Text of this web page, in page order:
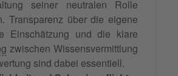
seiner neutralen Rolle
Transparenz über die eigene
Einschätzung und die klare
zwischen Wissensvermittlung
sind dabei essentiell.